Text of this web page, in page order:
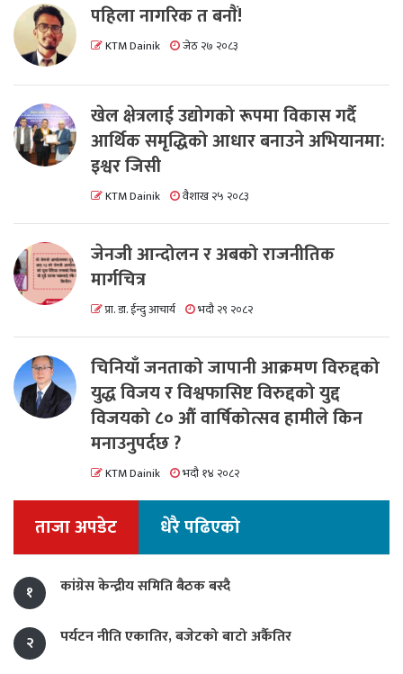
पहिला नागरिक त बनाैं!
KTM Dainik जेठ २७ २०८३
खेल क्षेत्रलाई उद्योगको रूपमा विकास गर्दै
आर्थिक समृद्धिको आधार बनाउने अभियानमा:
इश्वर जिसी
KTM Dainik वैशाख २५ २०८३
जेनजी आन्दोलन र अबको राजनीतिक
मार्गचित्र
प्रा. डा. ईन्दु आचार्य भदौ २९ २०८२
चिनियाँ जनताको जापानी आक्रमण विरुद्दको
युद्ध विजय र विश्वफासिष्ट विरुद्दको युद्द
विजयको ८० औं वार्षिकोत्सव हामीले किन
मनाउनुपर्दछ ?
KTM Dainik भदौ १४ २०८२
ताजा अपडेट धेरै पढिएको
१ कांग्रेस केन्द्रीय समिति बैठक बस्दै
२ पर्यटन नीति एकातिर, बजेटको बाटो अर्कैतिर